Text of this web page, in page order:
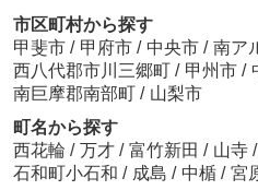
市区町村から探す
甲斐市 / 甲府市 / 中央市 / 南ア
西八代郡市川三郷町 / 甲州市 /
南巨摩郡南部町 / 山梨市
町名から探す
西花輪 / 万才 / 富竹新田 / 山寺 /
石和町小石和 / 成島 / 中楯 / 宮